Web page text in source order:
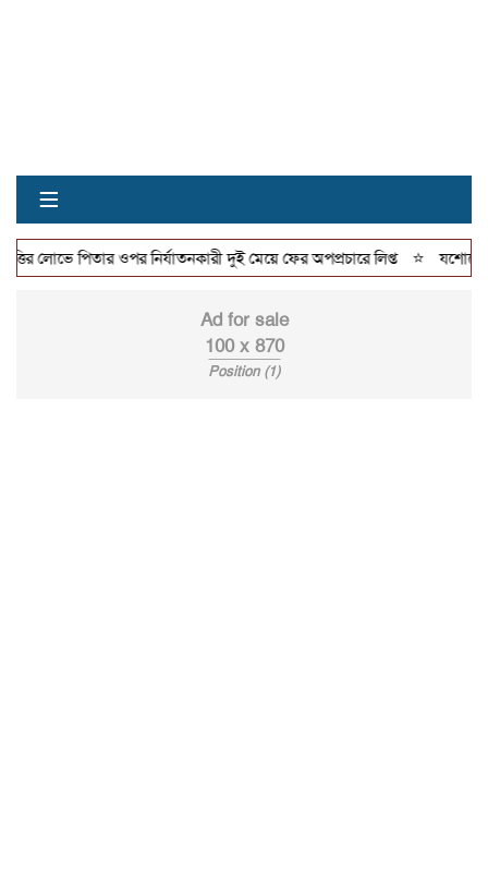
≡
লোভে পিতার ওপর নির্যাতনকারী দুই মেয়ে ফের অপপ্রচারে লিপ্ত ⭐ যশোরে
Ad for sale
100 x 870
Position (1)